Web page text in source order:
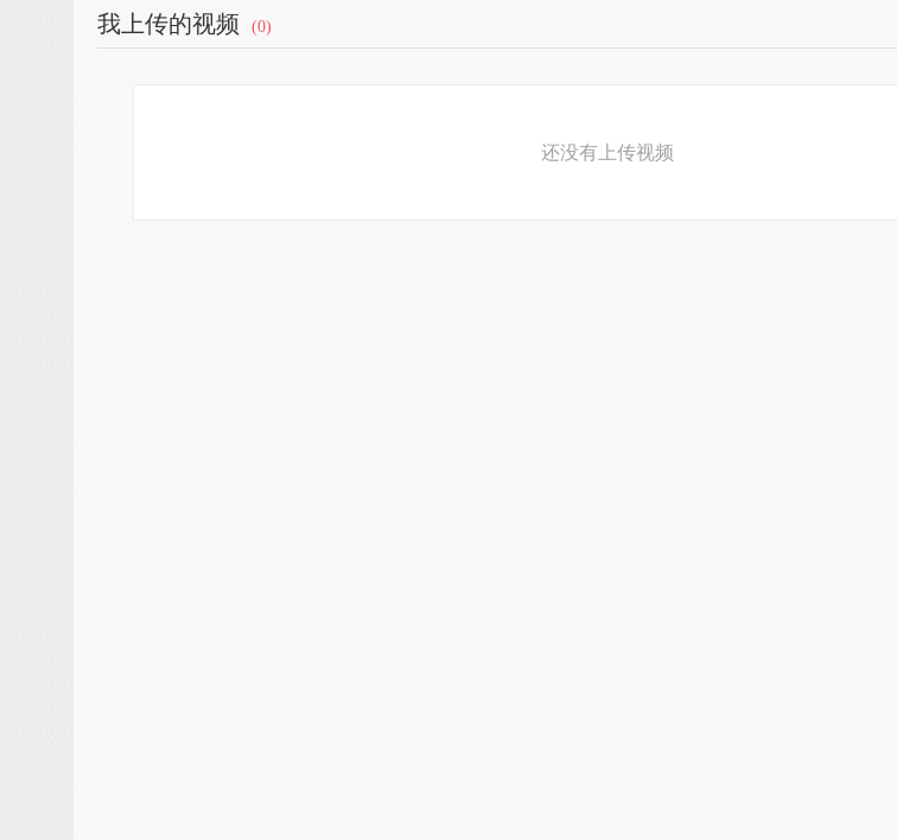
我上传的视频 (0)
还没有上传视频